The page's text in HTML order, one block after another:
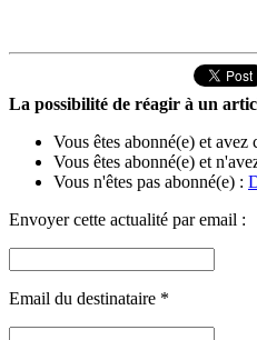
La possibilité de réagir à un
Vous êtes abonné(e) et avez
Vous êtes abonné(e) et
Vous n'êtes pas abonné(e) :
Envoyer cette actualité par email :
Email du destinataire *